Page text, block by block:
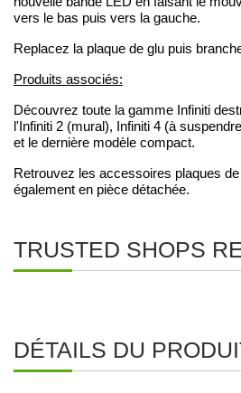
vers le bas puis vers la gauche.
Replacez la plaque de glu puis
Produits associés:
Découvrez toute la gamme Infiniti
l'Infiniti 2 (mural), Infiniti 4 (à
et le dernière modèle compact.
Retrouvez les accessoires plaques
également en pièce détachée.
TRUSTED SHOPS
DÉTAILS DU